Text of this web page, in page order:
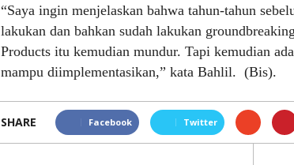
“Saya ingin menjelaskan bahwa tahun-tahun
lakukan dan bahkan sudah lakukan
Products itu kemudian mundur. Tapi kemudian
mampu diimplementasikan,” kata Bahlil. (Bis).
SHARE Facebook Twitter